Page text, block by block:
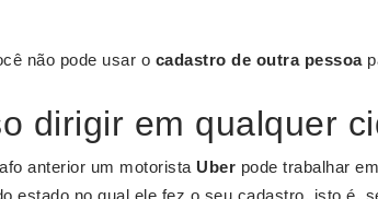
não pode usar o cadastro de outra pessoa
dirigir em qualquer
anterior um motorista Uber pode trabalhar